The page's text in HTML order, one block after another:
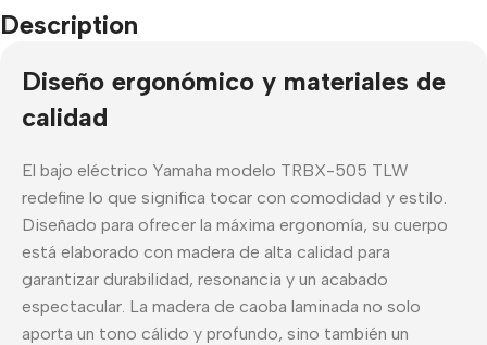
Description
Diseño ergonómico y materiales de
calidad
El bajo eléctrico Yamaha modelo TRBX-505 TLW
redefine lo que significa tocar con comodidad y estilo.
Diseñado para ofrecer la máxima ergonomía, su cuerpo
está elaborado con madera de alta calidad para
garantizar durabilidad, resonancia y un acabado
espectacular. La madera de caoba laminada no solo
aporta un tono cálido y profundo, sino también un